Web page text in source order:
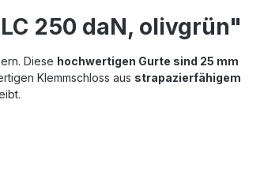
250 daN, olivgrün"
Diese hochwertigen Gurte sind 25 mm
Klemmschloss aus strapazierfähigem